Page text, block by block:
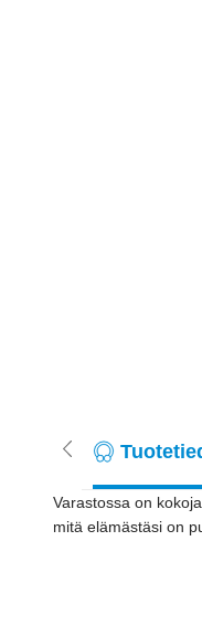
Varastossa on
mitä elämästäsi on